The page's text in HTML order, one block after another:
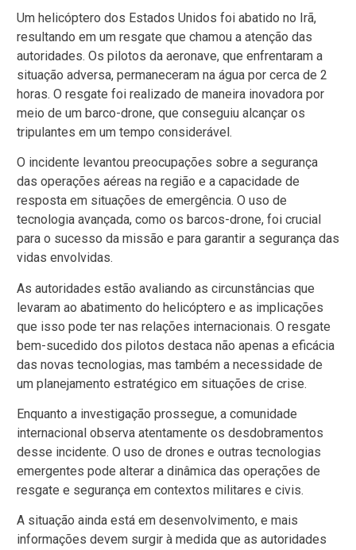
Um helicóptero dos Estados Unidos foi abatido no Irã,
resultando em um resgate que chamou a atenção das
autoridades. Os pilotos da aeronave, que enfrentaram a
situação adversa, permaneceram na água por cerca de 2
horas. O resgate foi realizado de maneira inovadora por
meio de um barco-drone, que conseguiu alcançar os
tripulantes em um tempo considerável.
O incidente levantou preocupações sobre a segurança
das operações aéreas na região e a capacidade de
resposta em situações de emergência. O uso de
tecnologia avançada, como os barcos-drone, foi crucial
para o sucesso da missão e para garantir a segurança das
vidas envolvidas.
As autoridades estão avaliando as circunstâncias que
levaram ao abatimento do helicóptero e as implicações
que isso pode ter nas relações internacionais. O resgate
bem-sucedido dos pilotos destaca não apenas a eficácia
das novas tecnologias, mas também a necessidade de
um planejamento estratégico em situações de crise.
Enquanto a investigação prossegue, a comunidade
internacional observa atentamente os desdobramentos
desse incidente. O uso de drones e outras tecnologias
emergentes pode alterar a dinâmica das operações de
resgate e segurança em contextos militares e civis.
A situação ainda está em desenvolvimento, e mais
informações devem surgir à medida que as autoridades